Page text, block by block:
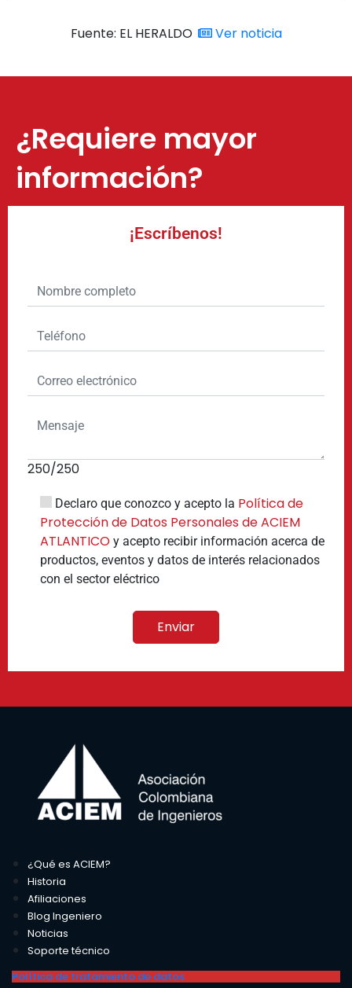
Fuente: EL HERALDO Ver noticia
¿Requiere mayor
información?
¡Escríbenos!
250/250
Declaro que conozco y acepto la Política de
Protección de Datos Personales de ACIEM
ATLANTICO y acepto recibir información acerca de
productos, eventos y datos de interés relacionados
con el sector eléctrico
¿Qué es ACIEM?
Historia
Afiliaciones
Blog Ingeniero
Noticias
Soporte técnico
Política de tratamiento de datos